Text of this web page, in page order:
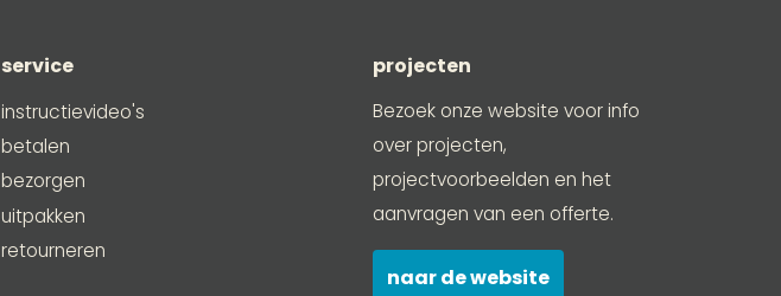
service
instructievideo's
betalen
bezorgen
uitpakken
retourneren
projecten
Bezoek onze website voor info
over projecten,
projectvoorbeelden en het
aanvragen van een offerte.
naar de website